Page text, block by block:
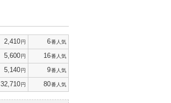
2,410円 6番人気
5,600円 16番人気
5,140円 9番人気
32,710円 80番人気